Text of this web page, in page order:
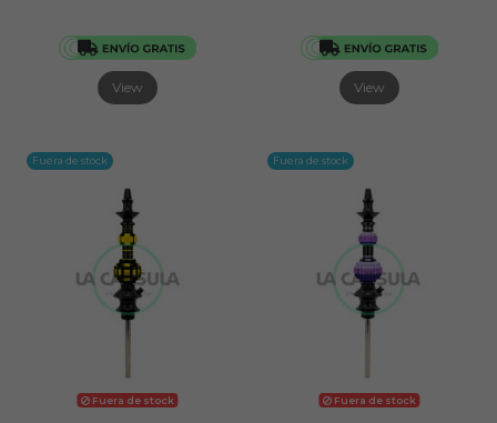
View View
Fuera de stock
Fuera de stock
Fuera de stock
Fuera de stock